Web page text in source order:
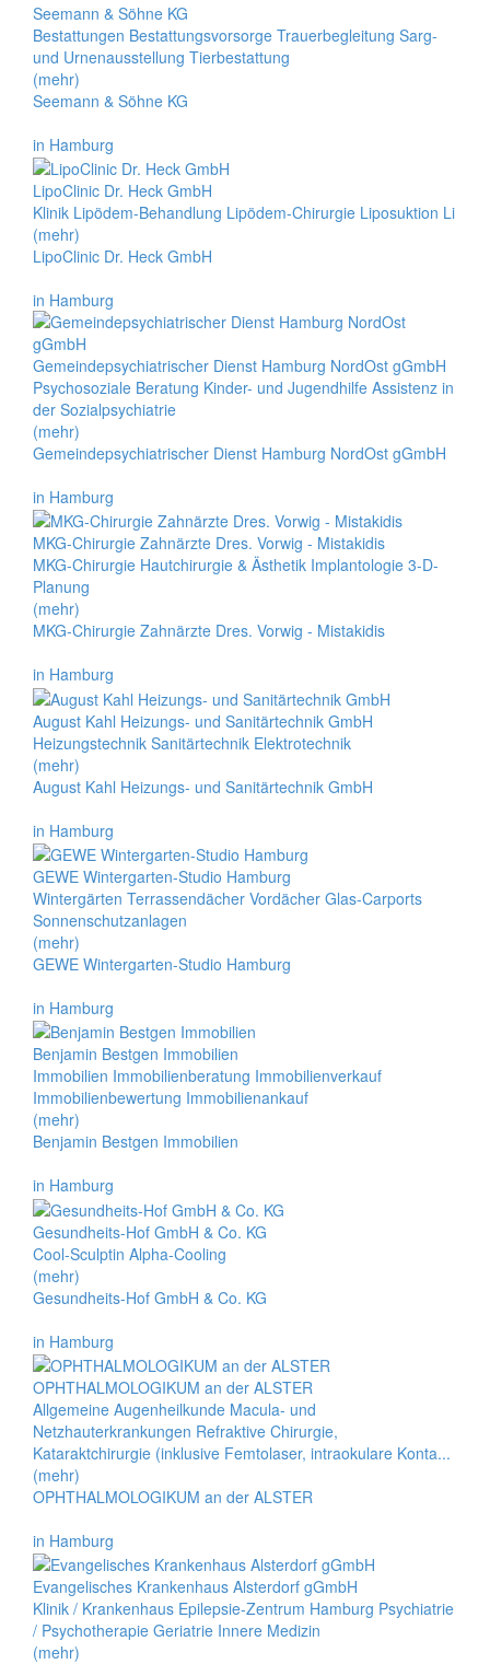
Seemann & Söhne KG
Bestattungen Bestattungsvorsorge Trauerbegleitung Sarg-
und Urnenausstellung Tierbestattung
(mehr)
Seemann & Söhne KG
in Hamburg
LipoClinic Dr. Heck GmbH
Klinik Lipödem-Behandlung Lipödem-Chirurgie Liposuktion Li
(mehr)
LipoClinic Dr. Heck GmbH
in Hamburg
Gemeindepsychiatrischer Dienst Hamburg NordOst gGmbH
Psychosoziale Beratung Kinder- und Jugendhilfe Assistenz in
der Sozialpsychiatrie
(mehr)
Gemeindepsychiatrischer Dienst Hamburg NordOst gGmbH
in Hamburg
MKG-Chirurgie Zahnärzte Dres. Vorwig - Mistakidis
MKG-Chirurgie Hautchirurgie & Ästhetik Implantologie 3-D-
Planung
(mehr)
MKG-Chirurgie Zahnärzte Dres. Vorwig - Mistakidis
in Hamburg
August Kahl Heizungs- und Sanitärtechnik GmbH
Heizungstechnik Sanitärtechnik Elektrotechnik
(mehr)
August Kahl Heizungs- und Sanitärtechnik GmbH
in Hamburg
GEWE Wintergarten-Studio Hamburg
Wintergärten Terrassendächer Vordächer Glas-Carports
Sonnenschutzanlagen
(mehr)
GEWE Wintergarten-Studio Hamburg
in Hamburg
Benjamin Bestgen Immobilien
Immobilien Immobilienberatung Immobilienverkauf
Immobilienbewertung Immobilienankauf
(mehr)
Benjamin Bestgen Immobilien
in Hamburg
Gesundheits-Hof GmbH & Co. KG
Cool-Sculptin Alpha-Cooling
(mehr)
Gesundheits-Hof GmbH & Co. KG
in Hamburg
OPHTHALMOLOGIKUM an der ALSTER
Allgemeine Augenheilkunde Macula- und
Netzhauterkrankungen Refraktive Chirurgie,
Kataraktchirurgie (inklusive Femtolaser, intraokulare Konta...
(mehr)
OPHTHALMOLOGIKUM an der ALSTER
in Hamburg
Evangelisches Krankenhaus Alsterdorf gGmbH
Klinik / Krankenhaus Epilepsie-Zentrum Hamburg Psychiatrie
/ Psychotherapie Geriatrie Innere Medizin
(mehr)